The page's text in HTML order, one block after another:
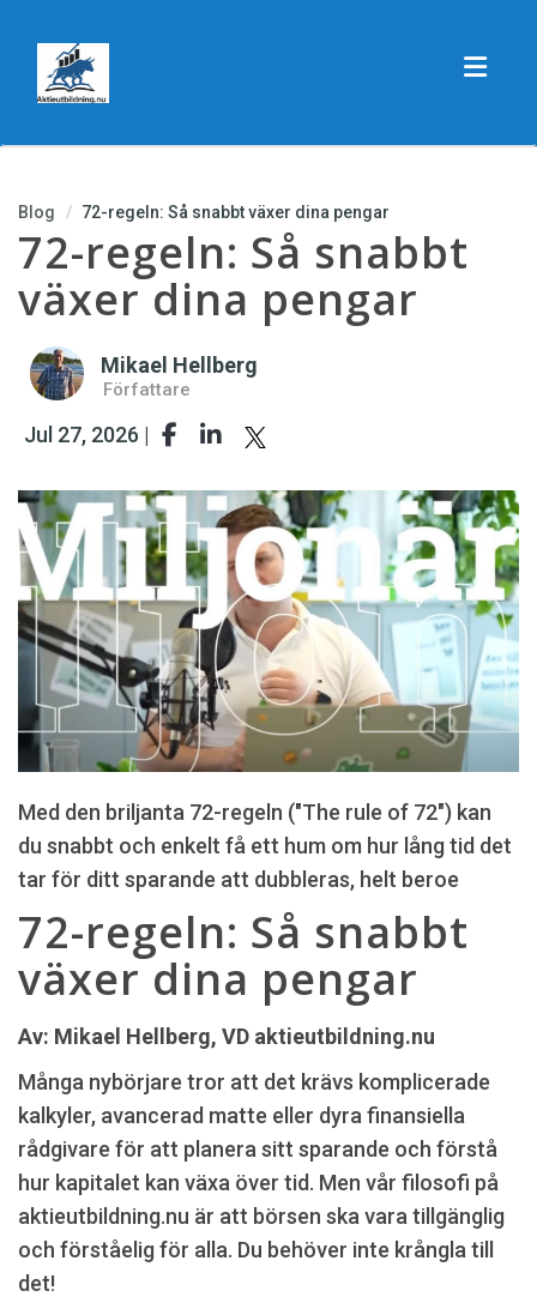
Blog 72-regeln: Så snabbt växer dina pengar
72-regeln: Så snabbt
växer dina pengar
Mikael Hellberg
Författare
Jul 27, 2026 |
Med den briljanta 72-regeln ("The rule of 72") kan
du snabbt och enkelt få ett hum om hur lång tid det
tar för ditt sparande att dubbleras, helt beroe
72-regeln: Så snabbt
växer dina pengar
Av: Mikael Hellberg, VD aktieutbildning.nu
Många nybörjare tror att det krävs komplicerade
kalkyler, avancerad matte eller dyra finansiella
rådgivare för att planera sitt sparande och förstå
hur kapitalet kan växa över tid. Men vår filosofi på
aktieutbildning.nu är att börsen ska vara tillgänglig
och förståelig för alla. Du behöver inte krångla till
det!